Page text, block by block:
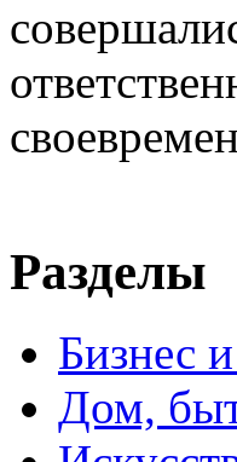
Разделы
Бизнес
Дом,